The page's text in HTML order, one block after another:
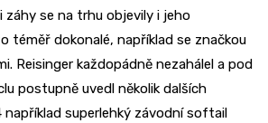
záhy se na trhu objevily i jeho
téměř dokonalé, například se značkou
Reisinger každopádně nezahálel a pod
postupně uvedl několik dalších
například superlehký závodní softail